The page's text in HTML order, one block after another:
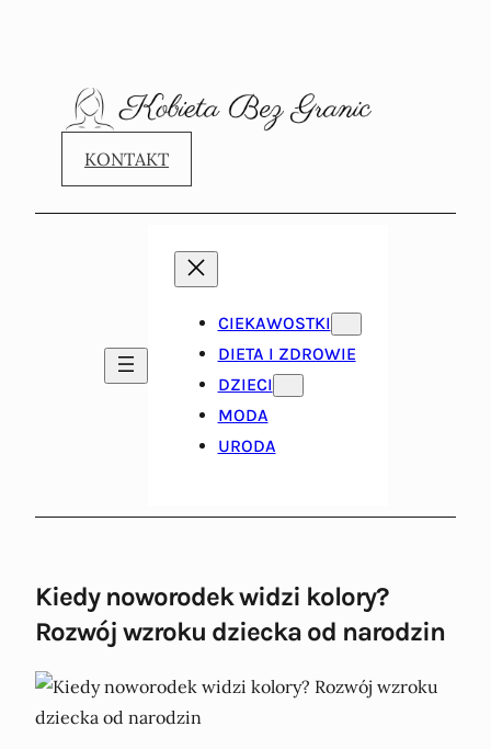
KONTAKT
CIEKAWOSTKI
DIETA I ZDROWIE
DZIECI
MODA
URODA
Kiedy noworodek widzi kolory?
Rozwój wzroku dziecka od narodzin